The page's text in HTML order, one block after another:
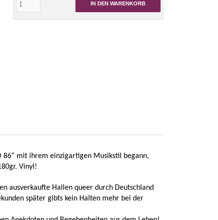
IN DEN WARENKORB
86” mit ihrem einzigartigen Musikstil begann,
Vinyl!
ausverkaufte Hallen queer durch Deutschland
später gibts kein Halten mehr bei der